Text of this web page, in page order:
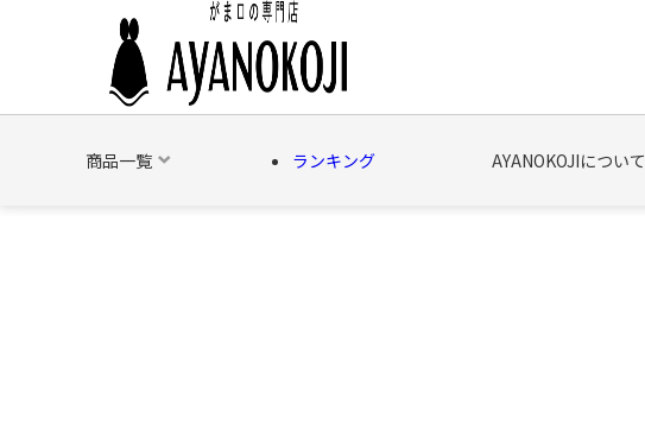
商品一覧 ランキング AYANOKOJIについて